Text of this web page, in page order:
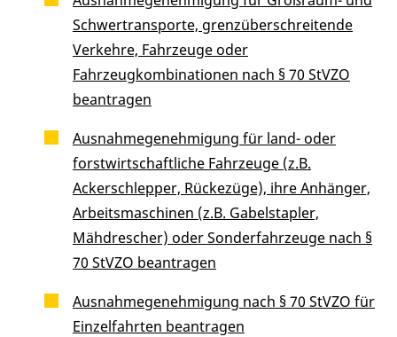
Schwertransporte, grenzüberschreitende
Verkehre, Fahrzeuge oder
Fahrzeugkombinationen nach § 70 StVZO
beantragen
Ausnahmegenehmigung für land- oder
forstwirtschaftliche Fahrzeuge (z.B.
Ackerschlepper, Rückezüge), ihre Anhänger,
Arbeitsmaschinen (z.B. Gabelstapler,
Mähdrescher) oder Sonderfahrzeuge nach §
70 StVZO beantragen
Ausnahmegenehmigung nach § 70 StVZO für
Einzelfahrten beantragen